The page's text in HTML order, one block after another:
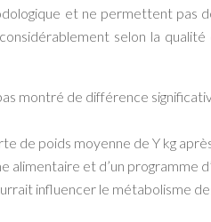
et ne permettent pas
selon la
montré de différence
de poids moyenne de Y kg
alimentaire et d’un programme
influencer le métabolisme